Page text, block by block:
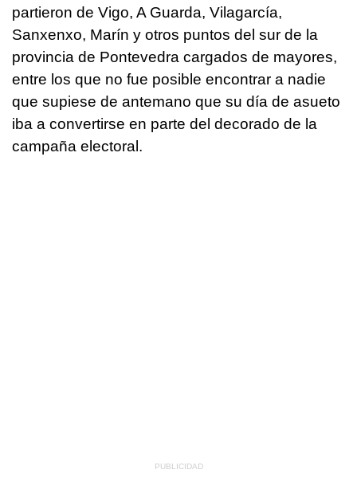
partieron de Vigo, A Guarda, Vilagarcía,
Sanxenxo, Marín y otros puntos del sur de la
provincia de Pontevedra cargados de mayores,
entre los que no fue posible encontrar a nadie
que supiese de antemano que su día de asueto
iba a convertirse en parte del decorado de la
campaña electoral.